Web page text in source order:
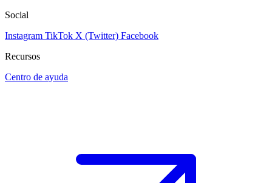
Social
Instagram TikTok X (Twitter) Facebook
Recursos
Centro de ayuda